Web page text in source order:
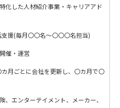
化した人材紹介事業・キャリアアド
援(毎月〇〇名～〇〇〇名担当)
催・運営
カ月ごとに会社を更新し、〇カ月で〇
エンターテイメント、メーカー、